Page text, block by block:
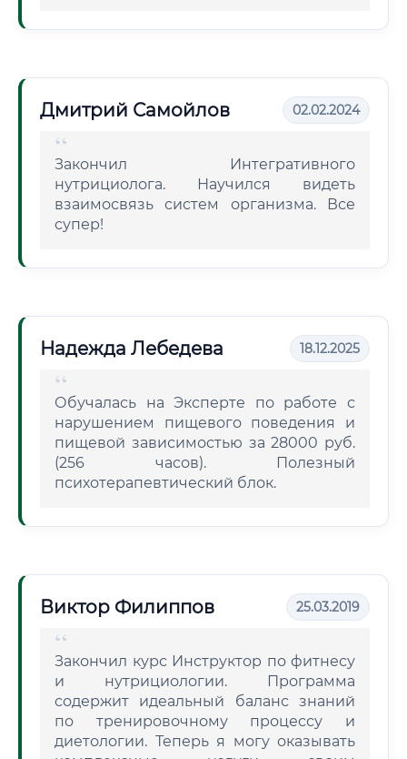
Дмитрий Самойлов 02.02.2024
Закончил Интегративного
нутрициолога. Научился видеть
взаимосвязь систем организма. Все
супер!
Надежда Лебедева 18.12.2025
Обучалась на Эксперте по работе с
нарушением пищевого поведения и
пищевой зависимостью за 28000 руб.
(256 часов). Полезный
психотерапевтический блок.
Виктор Филиппов 25.03.2019
Закончил курс Инструктор по фитнесу
и нутрициологии. Программа
содержит идеальный баланс знаний
по тренировочному процессу и
диетологии. Теперь я могу оказывать